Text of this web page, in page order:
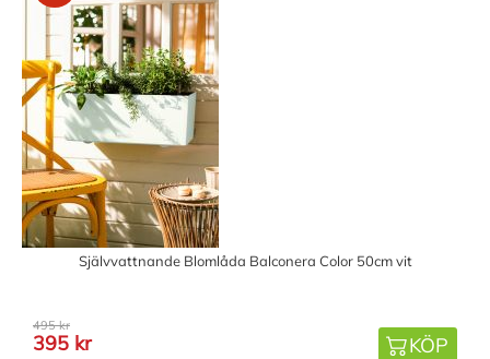
Självvattnande Blomlåda Balconera Color 50cm vit
495 kr
395 kr KÖP